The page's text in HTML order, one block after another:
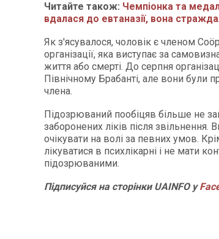
Читайте також: Чемпіонка та
вдалася до евтаназії, вона
Як з'ясувалося, чоловік є членом
організації, яка виступає за
життя або смерті. До серпня
Північному Брабанті, але вони були
члена.
Підозрюваний пообіцяв більше не
заборонених ліків після
очікувати на волі за певних умов.
лікуватися в психлікарні і не мати
підозрюваними.
Підписуйся на сторінки UAINFO у